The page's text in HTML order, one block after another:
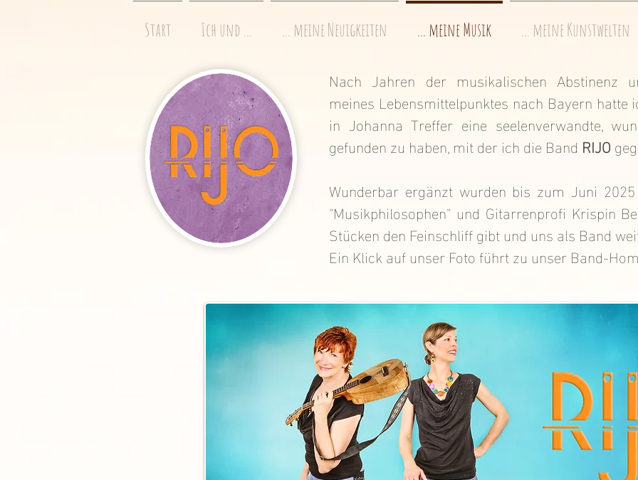
Start Ich und ... ... meine Neuigkeiten ... meine Musik ... meine Kunstwelten
Nach Jahren der musikalischen Abstinenz
meines Lebensmittelpunktes nach Bayern hatte
in Johanna Treffer eine seelenverwandte,
gefunden zu haben, mit der ich die Band RIJO
Wunderbar ergänzt wurden bis zum Juni
"Musikphilosophen" und Gitarrenprofi Krispin
Stücken den Feinschliff gibt und uns als Band
Ein Klick auf unser Foto führt zu unser Band-